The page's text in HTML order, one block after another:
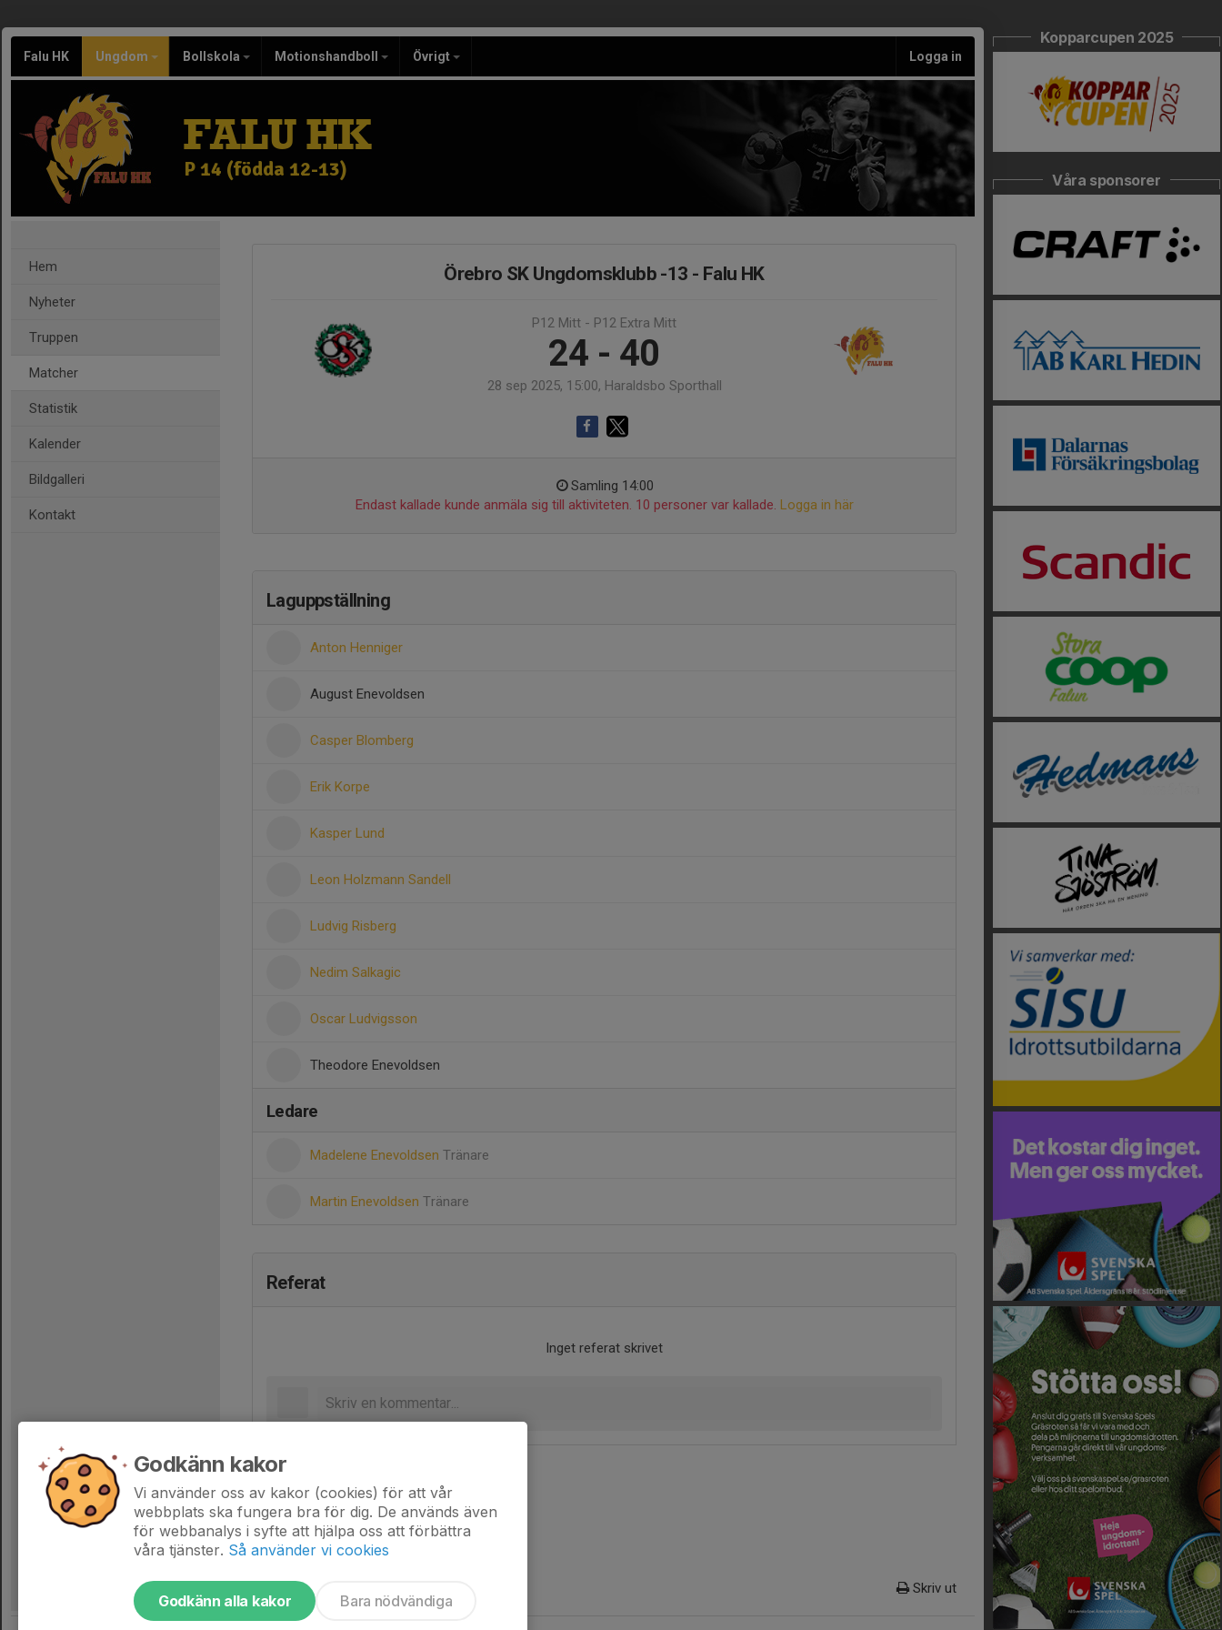
Falu HK Ungdom Bollskola Motionshandboll Övrigt Logga in
FALU HK
P 14 (födda 12-13)
Hem
Nyheter
Truppen
Matcher
Statistik
Kalender
Bildgalleri
Kontakt
Örebro SK Ungdomsklubb -13 - Falu HK
P12 Mitt - P12 Extra Mitt
24 - 40
28 sep 2025, 15:00, Haraldsbo Sporthall
Samling 14:00
Endast kallade kunde anmäla sig till aktiviteten. 10 personer var kallade. Logga in här
Laguppställning
Anton Henniger
August Enevoldsen
Casper Blomberg
Erik Korpe
Kasper Lund
Leon Holzmann Sandell
Ludvig Risberg
Nedim Salkagic
Oscar Ludvigsson
Theodore Enevoldsen
Ledare
Madelene Enevoldsen Tränare
Martin Enevoldsen Tränare
Referat
Inget referat skrivet
Skriv ut
Kopparcupen 2025
Våra sponsorer
Godkänn kakor
Vi använder oss av kakor (cookies) för att vår
webbplats ska fungera bra för dig. De används även
för webbanalys i syfte att hjälpa oss att förbättra
våra tjänster. Så använder vi cookies
Godkänn alla kakor Bara nödvändiga